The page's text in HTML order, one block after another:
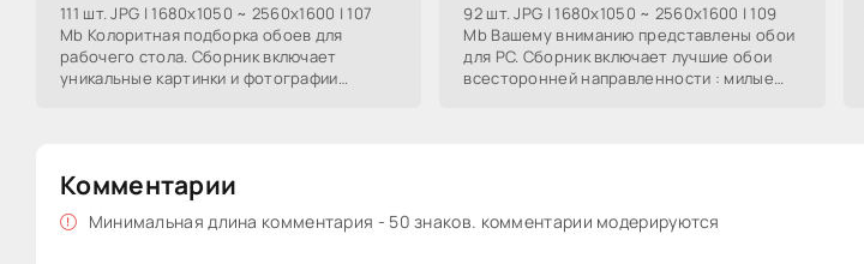
111 шт. JPG | 1680x1050 ~ 2560x1600 | 107
Mb Колоритная подборка обоев для
рабочего стола. Сборник включает
уникальные картинки и фотографии
92 шт. JPG | 1680x1050 ~ 2560x1600 | 109
Mb Вашему вниманию представлены обои
для PC. Сборник включает лучшие обои
всесторонней направленности : милые
Комментарии
Минимальная длина комментария - 50 знаков. комментарии модерируются